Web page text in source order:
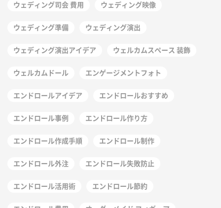
ウェディング司会 費用 ウェディング映像
ウェディング準備 ウェディング演出
ウェディング演出アイデア ウェルカムスペース 装飾
ウェルカムドール エンゲージメントフォト
エンドロールアイデア エンドロールおすすめ
エンドロール事例 エンドロール作り方
エンドロール作成手順 エンドロール制作
エンドロール外注 エンドロール失敗防止
エンドロール活用術 エンドロール節約